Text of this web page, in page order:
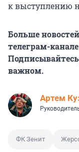
к выступлению
Больше
телеграм-канале
важном.
Артем
ФК Зенит